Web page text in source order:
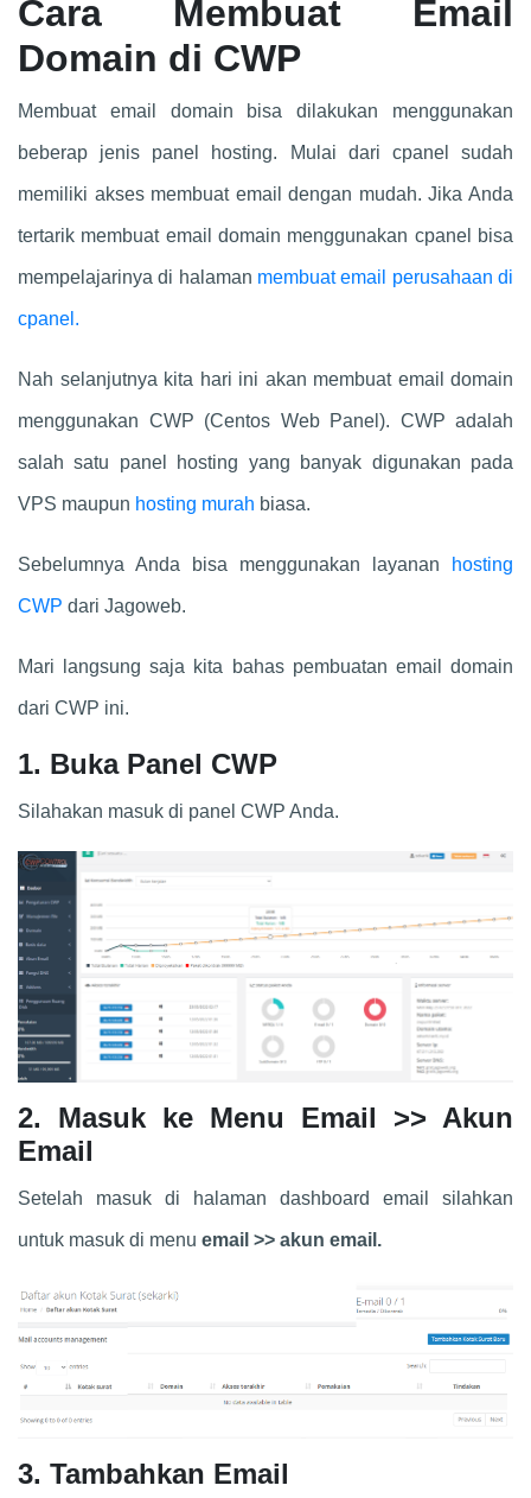
Cara Membuat Email
Domain di CWP
Membuat email domain bisa dilakukan menggunakan
beberap jenis panel hosting. Mulai dari cpanel sudah
memiliki akses membuat email dengan mudah. Jika Anda
tertarik membuat email domain menggunakan cpanel bisa
mempelajarinya di halaman membuat email perusahaan di
cpanel.
Nah selanjutnya kita hari ini akan membuat email domain
menggunakan CWP (Centos Web Panel). CWP adalah
salah satu panel hosting yang banyak digunakan pada
VPS maupun hosting murah biasa.
Sebelumnya Anda bisa menggunakan layanan hosting
CWP dari Jagoweb.
Mari langsung saja kita bahas pembuatan email domain
dari CWP ini.
1. Buka Panel CWP
Silahakan masuk di panel CWP Anda.
2. Masuk ke Menu Email >> Akun
Email
Setelah masuk di halaman dashboard email silahkan
untuk masuk di menu email >> akun email.
3. Tambahkan Email